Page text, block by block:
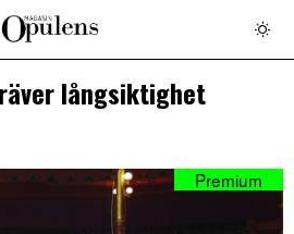
långsiktighet